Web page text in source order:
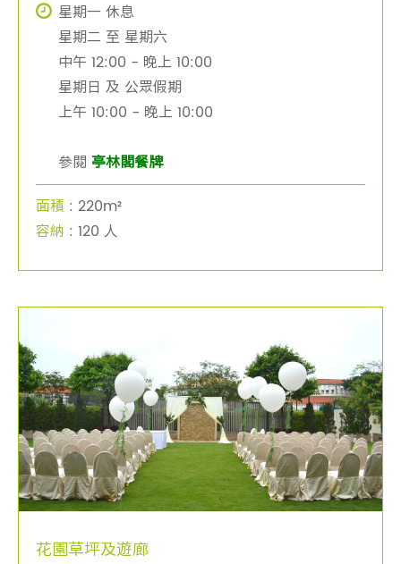
星期一 休息
星期二 至 星期六
中午 12:00 - 晚上 10:00
星期日 及 公眾假期
上午 10:00 - 晚上 10:00
參閱 亭林閣餐牌
面積 : 220m²
容納 : 120 人
花園草坪及遊廊